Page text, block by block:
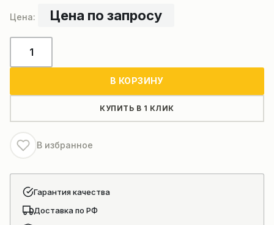
Цена по запросу
товара
В КОРЗИНУ
КУПИТЬ В 1 КЛИК
В избранное
Гарантия качества
Доставка по РФ